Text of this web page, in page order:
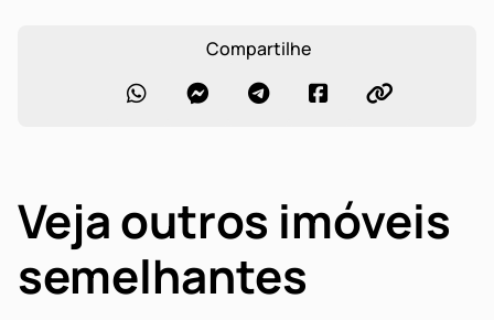
Compartilhe
Veja outros imóveis
semelhantes